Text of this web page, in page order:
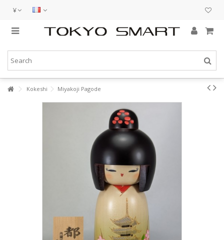
¥
Kokeshi Miyakoji Pagode